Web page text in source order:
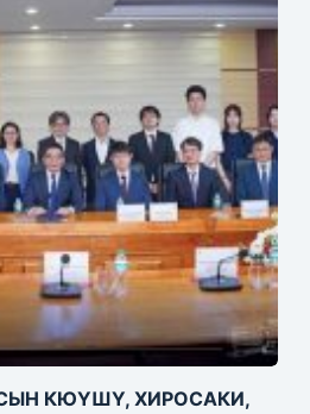
КЮҮШҮ, ХИРОСАКИ,